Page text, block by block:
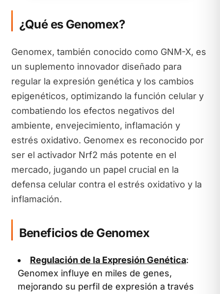
¿Qué es Genomex?
Genomex, también conocido como GNM-X, es
un suplemento innovador diseñado para
regular la expresión genética y los cambios
epigenéticos, optimizando la función celular y
combatiendo los efectos negativos del
ambiente, envejecimiento, inflamación y
estrés oxidativo. Genomex es reconocido por
ser el activador Nrf2 más potente en el
mercado, jugando un papel crucial en la
defensa celular contra el estrés oxidativo y la
inflamación.
Beneficios de Genomex
Regulación de la Expresión Genética:
Genomex influye en miles de genes,
mejorando su perfil de expresión a través